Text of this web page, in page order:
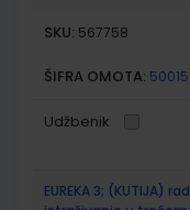
SKU: 567758
ŠIFRA OMOTA:
Udžbenik
EUREKA 3; (KUTIJA)